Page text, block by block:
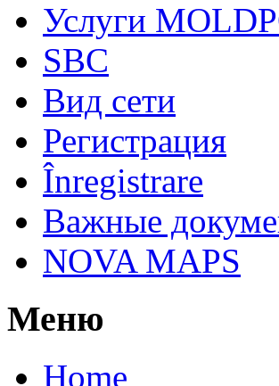
Услуги
SBC
Вид cети
Регистрация
Înregistrare
Важные
NOVA MAPS
Меню
Home